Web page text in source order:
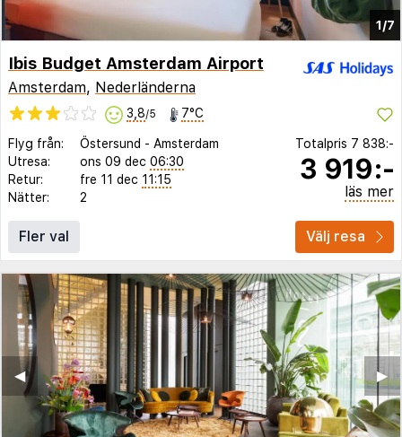
1/7
Ibis Budget Amsterdam Airport
Amsterdam, Nederländerna
3,8/5 7°C
Flyg från: Östersund - Amsterdam
Utresa:
ons 09 dec 06:30
Retur:
fre 11 dec 11:15
Nätter:
2
Totalpris 7 838:-
3 919:-
läs mer
Fler val Välj resa
▶︎
◀︎